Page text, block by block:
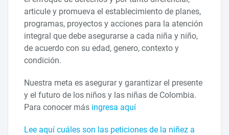
articule y promueva el establecimiento de planes,
programas, proyectos y acciones para la atención
integral que debe asegurarse a cada niña y niño,
de acuerdo con su edad, genero, contexto y
condición.
Nuestra meta es asegurar y garantizar el presente
y el futuro de los niños y las niñas de Colombia.
Para conocer más ingresa aquí
Lee aquí cuáles son las peticiones de la niñez a